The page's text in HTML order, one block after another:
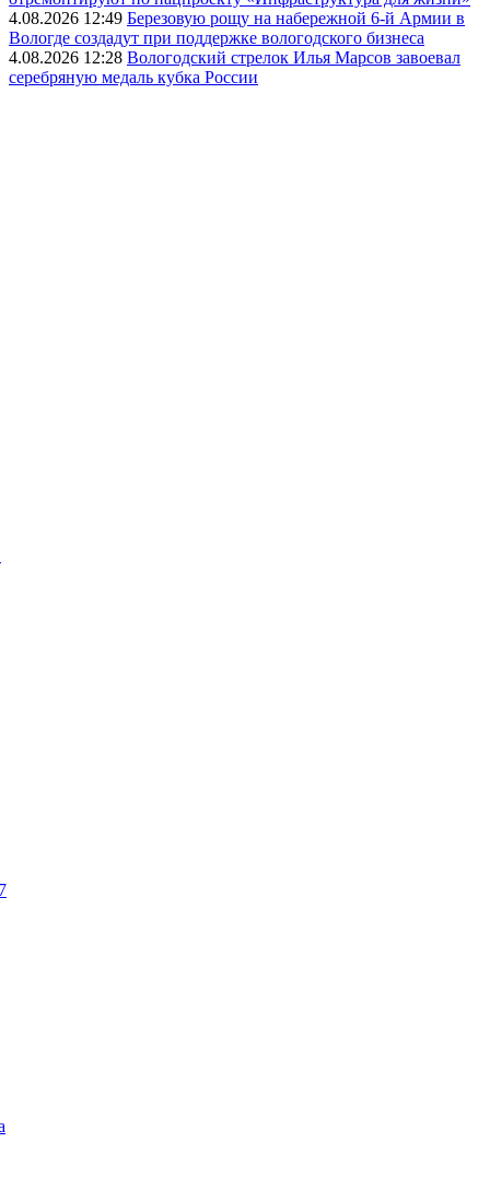
4.08.2026 12:49 Березовую рощу на набережной 6-й Армии в
Вологде создадут при поддержке вологодского бизнеса
4.08.2026 12:28 Вологодский стрелок Илья Марсов завоевал
серебряную медаль кубка России